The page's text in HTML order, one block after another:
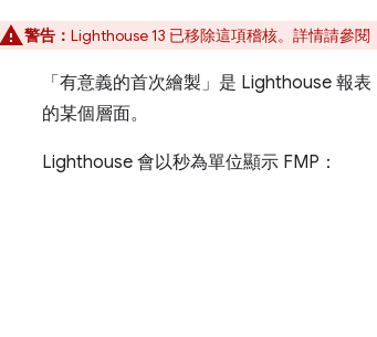
警告： Lighthouse 13 已移除這項稽核。詳情請參閱
「有意義的首次繪製」是 Lighthouse 報表
的某個層面。
Lighthouse 會以秒為單位顯示 FMP：